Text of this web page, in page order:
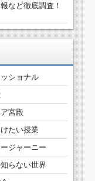
など徹底調査！
ッショナル
宮殿
けたい授業
ジャーニー
らない世界